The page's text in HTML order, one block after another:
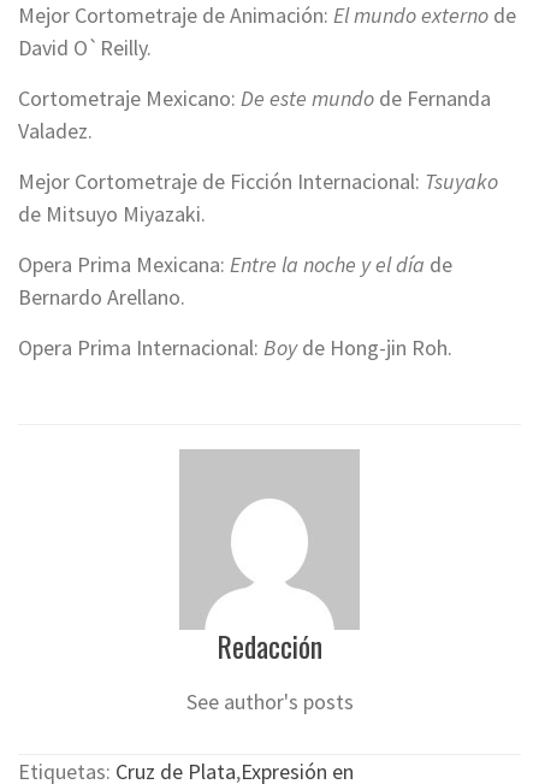
Mejor Cortometraje de Animación: El mundo externo de
David O`Reilly.
Cortometraje Mexicano: De este mundo de Fernanda
Valadez.
Mejor Cortometraje de Ficción Internacional: Tsuyako
de Mitsuyo Miyazaki.
Opera Prima Mexicana: Entre la noche y el día de
Bernardo Arellano.
Opera Prima Internacional: Boyde Hong-jin Roh.
Redacción
See author's posts
Etiquetas: Cruz de Plata,Expresión en